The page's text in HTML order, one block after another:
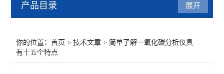
产品目录
水质分析仪
展开
你的位置：首页 >技术文章 > 简单了解一氧化碳分析仪具
有十五个特点